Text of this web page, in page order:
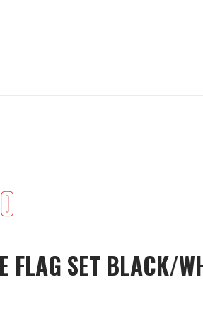
FLAG SET BLACK/